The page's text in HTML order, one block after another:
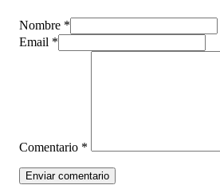
Nombre *
Email *
Comentario *